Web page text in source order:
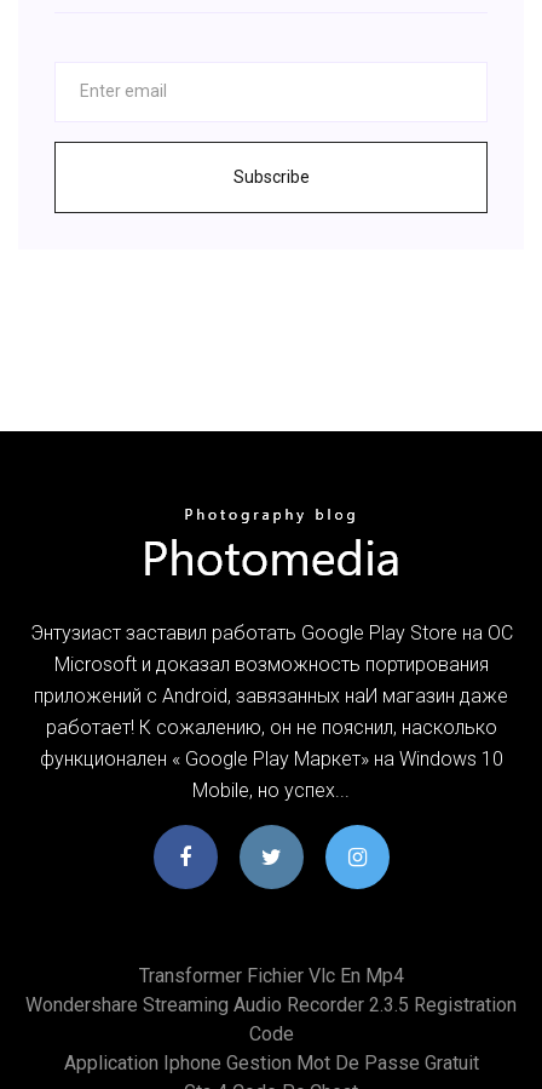
Subscribe
Энтузиаст заставил работать Google Play Store на ОС
Microsoft и доказал возможность портирования
приложений c Android, завязанных наИ магазин даже
работает! К сожалению, он не пояснил, насколько
функционален « Google Play Маркет» на Windows 10
Mobile, но успех...
Transformer Fichier Vlc En Mp4
Wondershare Streaming Audio Recorder 2.3.5 Registration
Code
Application Iphone Gestion Mot De Passe Gratuit